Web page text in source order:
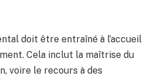
doit être entraîné à l’accueil
Cela inclut la maîtrise du
voire le recours à des